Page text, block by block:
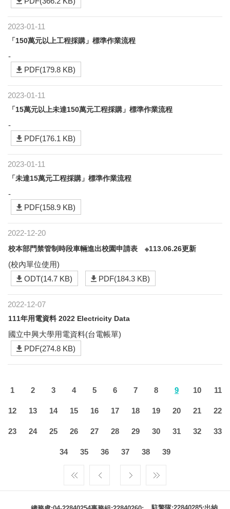
2023-01-11
「150萬元以上工程採購」標準作業流程
-
PDF(179.8 KB)
2023-01-11
「15萬元以上未達150萬元工程採購」標準作業流程
-
PDF(176.1 KB)
2023-01-11
「未達15萬元工程採購」標準作業流程
-
PDF(158.9 KB)
2022-12-20
校本部門禁管制時段車輛進出校園申請表 ※113.06.26更新
(校內單位使用)
ODT(14.7 KB)
PDF(184.3 KB)
2022-12-07
111年用電資料 2022 Electricity Data
國立中興大學用電資料(台電帳單)
PDF(274.8 KB)
1 2 3 4 5 6 7 8 9 10 11
12 13 14 15 16 17 18 19 20 21 22
23 24 25 26 27 28 29 30 31 32 33
34 35 36 37 38 39